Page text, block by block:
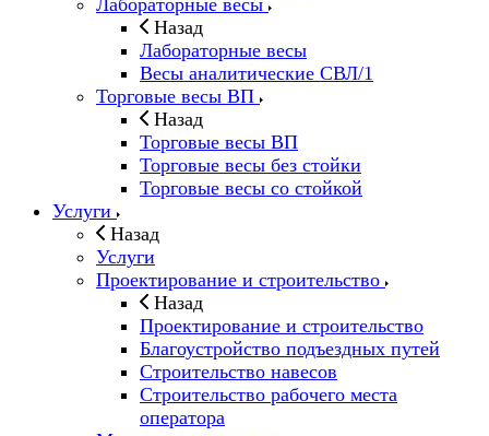
Лабораторные весы
Назад
Лабораторные весы
Весы аналитические СВЛ/1
Торговые весы ВП
Назад
Торговые весы ВП
Торговые весы без стойки
Торговые весы со стойкой
Услуги
Назад
Услуги
Проектирование и строительство
Назад
Проектирование и строительство
Благоустройство подъездных путей
Строительство навесов
Строительство рабочего места
оператора